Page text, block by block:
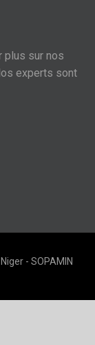
plus sur nos
experts sont
- SOPAMIN